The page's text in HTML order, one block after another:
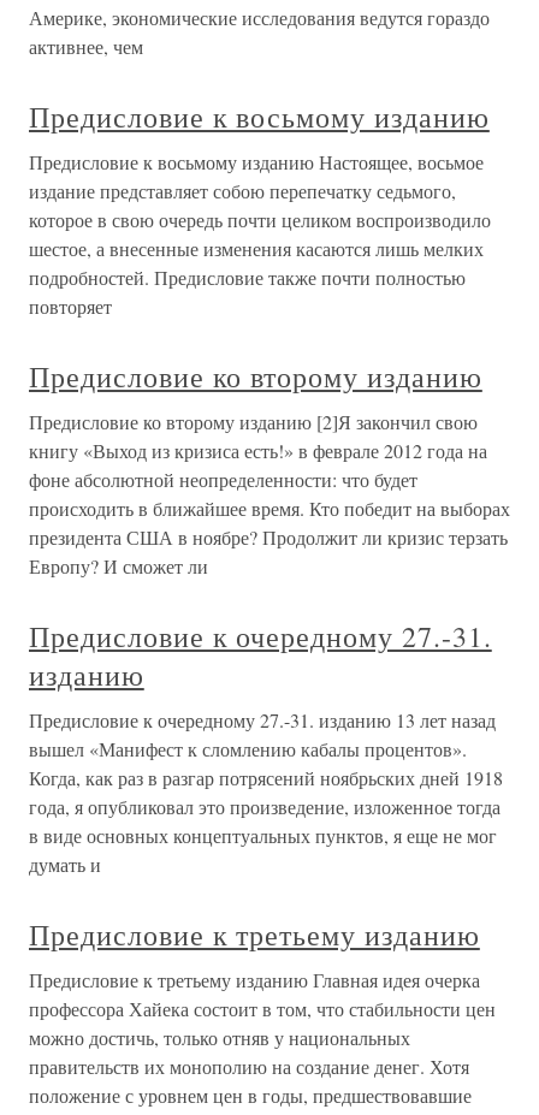
Америке, экономические исследования ведутся гораздо
активнее, чем
Предисловие к восьмому изданию
Предисловие к восьмому изданию Настоящее, восьмое
издание представляет собою перепечатку седьмого,
которое в свою очередь почти целиком воспроизводило
шестое, а внесенные изменения касаются лишь мелких
подробностей. Предисловие также почти полностью
повторяет
Предисловие ко второму изданию
Предисловие ко второму изданию [2]Я закончил свою
книгу «Выход из кризиса есть!» в феврале 2012 года на
фоне абсолютной неопределенности: что будет
происходить в ближайшее время. Кто победит на выборах
президента США в ноябре? Продолжит ли кризис терзать
Европу? И сможет ли
Предисловие к очередному 27.-31.
изданию
Предисловие к очередному 27.-31. изданию 13 лет назад
вышел «Манифест к сломлению кабалы процентов».
Когда, как раз в разгар потрясений ноябрьских дней 1918
года, я опубликовал это произведение, изложенное тогда
в виде основных концептуальных пунктов, я еще не мог
думать и
Предисловие к третьему изданию
Предисловие к третьему изданию Главная идея очерка
профессора Хайека состоит в том, что стабильности цен
можно достичь, только отняв у национальных
правительств их монополию на создание денег. Хотя
положение с уровнем цен в годы, предшествовавшие